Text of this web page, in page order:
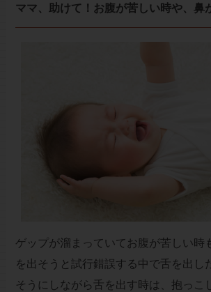
ママ、助けて！お腹が苦しい時や、鼻
ゲップが溜まっていてお腹が苦しい時
を出そうと試行錯誤する中で舌を出し
そうにしながら舌を出す時は、抱っこ